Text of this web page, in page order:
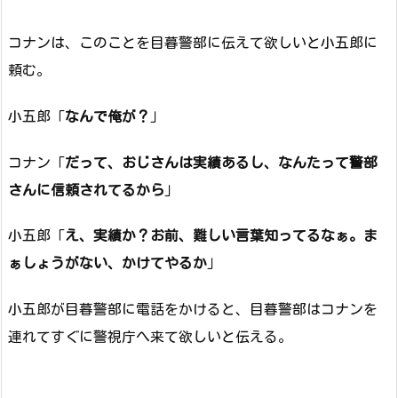
コナンは、このことを目暮警部に伝えて欲しいと小五郎に
頼む。
小五郎「なんで俺が？ 」
コナン「だって、おじさんは実績あるし、なんたって警部
さんに信頼されてるから 」
小五郎「え、実績か？お前、難しい言葉知ってるなぁ。ま
ぁしょうがない、かけてやるか」
小五郎が目暮警部に電話をかけると、目暮警部はコナンを
連れてすぐに警視庁へ来て欲しいと伝える。